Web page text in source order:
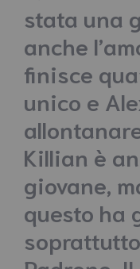
stata una
anche
finisce
unico e
Killian è
giovane,
questo ha